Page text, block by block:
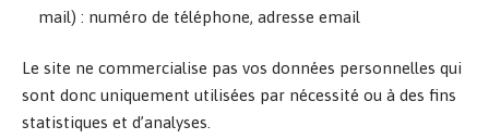
mail) : numéro de téléphone, adresse email
Le site ne commercialise pas vos données personnelles qui
sont donc uniquement utilisées par nécessité ou à des fins
statistiques et d’analyses.